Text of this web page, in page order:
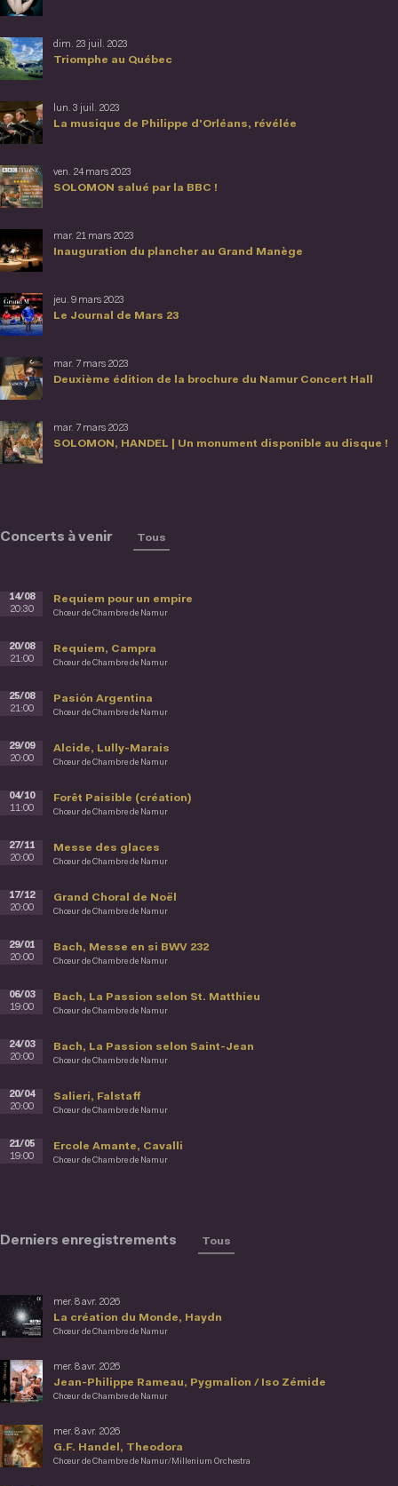
Triomphe au Québec
dim. 23 juil. 2023
La musique de Philippe d'Orléans, révélée
lun. 3 juil. 2023
SOLOMON salué par la BBC !
ven. 24 mars 2023
Inauguration du plancher au Grand Manège
mar. 21 mars 2023
Le Journal de Mars 23
jeu. 9 mars 2023
Deuxième édition de la brochure du Namur Concert Hall
mar. 7 mars 2023
SOLOMON, HANDEL | Un monument disponible au disque !
mar. 7 mars 2023
Concerts à venir Tous
Requiem pour un empire
Chœur de Chambre de Namur
14/08
20:30
Requiem, Campra
Chœur de Chambre de Namur
20/08
21:00
Pasión Argentina
Chœur de Chambre de Namur
25/08
21:00
Alcide, Lully-Marais
Chœur de Chambre de Namur
29/09
20:00
Forêt Paisible (création)
Chœur de Chambre de Namur
04/10
11:00
Messe des glaces
Chœur de Chambre de Namur
27/11
20:00
Grand Choral de Noël
Chœur de Chambre de Namur
17/12
20:00
Bach, Messe en si BWV 232
Chœur de Chambre de Namur
29/01
20:00
Bach, La Passion selon St. Matthieu
Chœur de Chambre de Namur
06/03
19:00
Bach, La Passion selon Saint-Jean
Chœur de Chambre de Namur
24/03
20:00
Salieri, Falstaff
Chœur de Chambre de Namur
20/04
20:00
Ercole Amante, Cavalli
Chœur de Chambre de Namur
21/05
19:00
Derniers enregistrements Tous
La création du Monde, Haydn
mer. 8 avr. 2026
Chœur de Chambre de Namur
Jean-Philippe Rameau, Pygmalion / Iso Zémide
mer. 8 avr. 2026
Chœur de Chambre de Namur
G.F. Handel, Theodora
mer. 8 avr. 2026
Chœur de Chambre de Namur/Millenium Orchestra